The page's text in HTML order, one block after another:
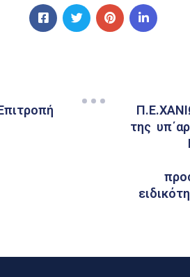
της